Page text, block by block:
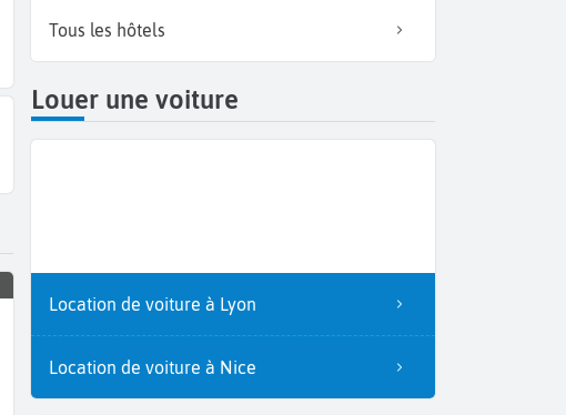
Tous les hôtels
Louer une voiture
Location de voiture à Lyon
Location de voiture à Nice